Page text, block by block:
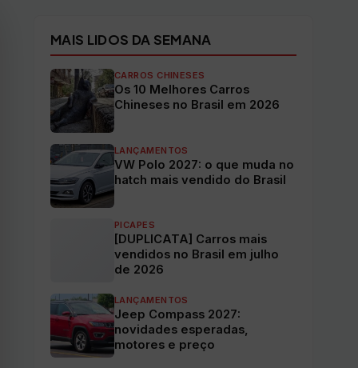
MAIS LIDOS DA SEMANA
CARROS CHINESES
Os 10 Melhores Carros
Chineses no Brasil em 2026
LANÇAMENTOS
VW Polo 2027: o que muda no
hatch mais vendido do Brasil
PICAPES
[DUPLICATA] Carros mais
vendidos no Brasil em julho
de 2026
LANÇAMENTOS
Jeep Compass 2027:
novidades esperadas,
motores e preço